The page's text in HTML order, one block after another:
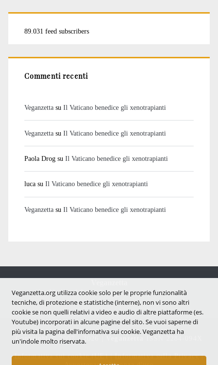
89.031 feed subscribers
Commenti recenti
Veganzettasu Il Vaticano benedice gli xenotrapianti
Veganzettasu Il Vaticano benedice gli xenotrapianti
Paola Drogsu Il Vaticano benedice gli xenotrapianti
lucasu Il Vaticano benedice gli xenotrapianti
Veganzettasu Il Vaticano benedice gli xenotrapianti
Notizie dal mondo vegan e antispecista
Copyright © 2007 - 2026 |
Informativa sui cookie (UE)|Informativa sulla Privacy|
Veganzetta.org utilizza cookie solo per le proprie funzionalità
tecniche, di protezione e statistiche (interne), non vi sono altri
cookie se non quelli relativi a video e audio di altre piattaforme (es.
Youtube) incorporati in alcune pagine del sito. Se vuoi saperne di
più visita la pagina dell'infornativa sui cookie. Veganzetta ha
un'indole molto riservata.